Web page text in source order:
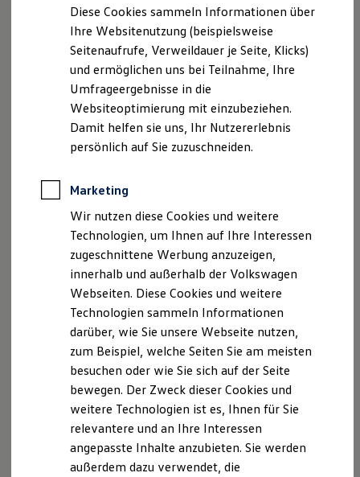
Behörden
Direktkunden
Sonderfahrzeuge
Anpfiff zum Gewinn
Elektromobilität
Elektroautos
ID. Tutorials
Elektrofahrzeugkonzepte
ID. EVERY1
Reichweite
Rekuperation
Laden unterwegs
Laden Zuhause
Ladestationen finden
Ladezeitensimulator
Batterie
Sicherheit
Nachhaltigkeit
Technologie
Kosten und Kauf
Verbrauchskosten
Kaufoptionen
E-Auto-Förderung
Software und Konnektivität
Die ID. Software 6
ID. Software Versionen und Updates
Digitale Extras
Schnittstellen zu Ihrem ID.
VolkswagenPlug-in-Hybride
Selbstladende VolkswagenModelle
Passt ein Hybrid zu Ihrem Alltag?
Schnell verfügbare Hybridmodelle
FAQ- häufig gestellte Fragen
Hybrid ist nicht
gleich Hybrid:
Unsere Technologien
im Vergleich
Plug-in-Hybrid (eHybrid &GTE)
Diese Cookies sammeln Informationen über
Ihre Websitenutzung (beispielsweise
Seitenaufrufe, Verweildauer je Seite, Klicks)
und ermöglichen uns bei Teilnahme, Ihre
Umfrageergebnisse in die
Websiteoptimierung mit einzubeziehen.
Damit helfen sie uns, Ihr Nutzererlebnis
persönlich auf Sie zuzuschneiden.
Marketing
Wir nutzen diese Cookies und weitere
Technologien, um Ihnen auf Ihre Interessen
zugeschnittene Werbung anzuzeigen,
innerhalb und außerhalb der Volkswagen
Webseiten. Diese Cookies und weitere
Technologien sammeln Informationen
darüber, wie Sie unsere Webseite nutzen,
zum Beispiel, welche Seiten Sie am meisten
besuchen oder wie Sie sich auf der Seite
bewegen. Der Zweck dieser Cookies und
weitere Technologien ist es, Ihnen für Sie
relevantere und an Ihre Interessen
angepasste Inhalte anzubieten. Sie werden
außerdem dazu verwendet, die